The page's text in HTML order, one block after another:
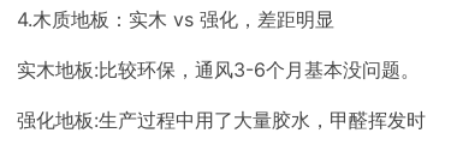
4.木质地板：实木 vs 强化，差距明显
实木地板:比较环保，通风3-6个月基本没问题。
强化地板:生产过程中用了大量胶水，甲醛挥发时